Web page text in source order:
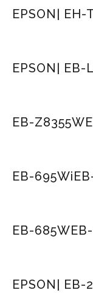
EPSON| EH-
EPSON| EB-
EB-Z8355W
EB-695Wi
EB-685W
EPSON| EB-